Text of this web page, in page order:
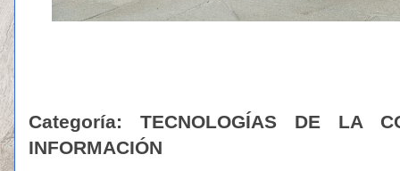
Categoría: TECNOLOGÍAS DE LA
INFORMACIÓN